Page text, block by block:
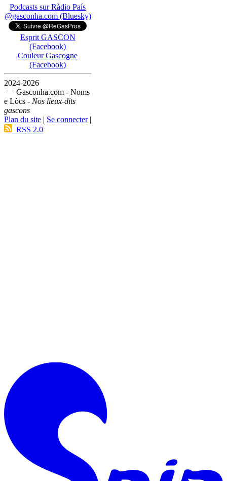
Podcasts sur Ràdio País
@gasconha.com (Bluesky)
Esprit GASCON
(Facebook)
Couleur Gascogne
(Facebook)
2024-2026
— Gasconha.com - Noms
e Lòcs - Nos lieux-dits
gascons
Plan du site | Se connecter|
RSS 2.0